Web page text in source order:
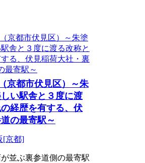
京都市伏見区）～朱
い駅舎と３度に渡
経歴を有する、伏
の最寄駅～
[京都]
並ぶ裏参道側の最寄駅